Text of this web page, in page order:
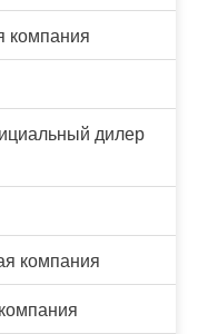
компания
дилер
компания